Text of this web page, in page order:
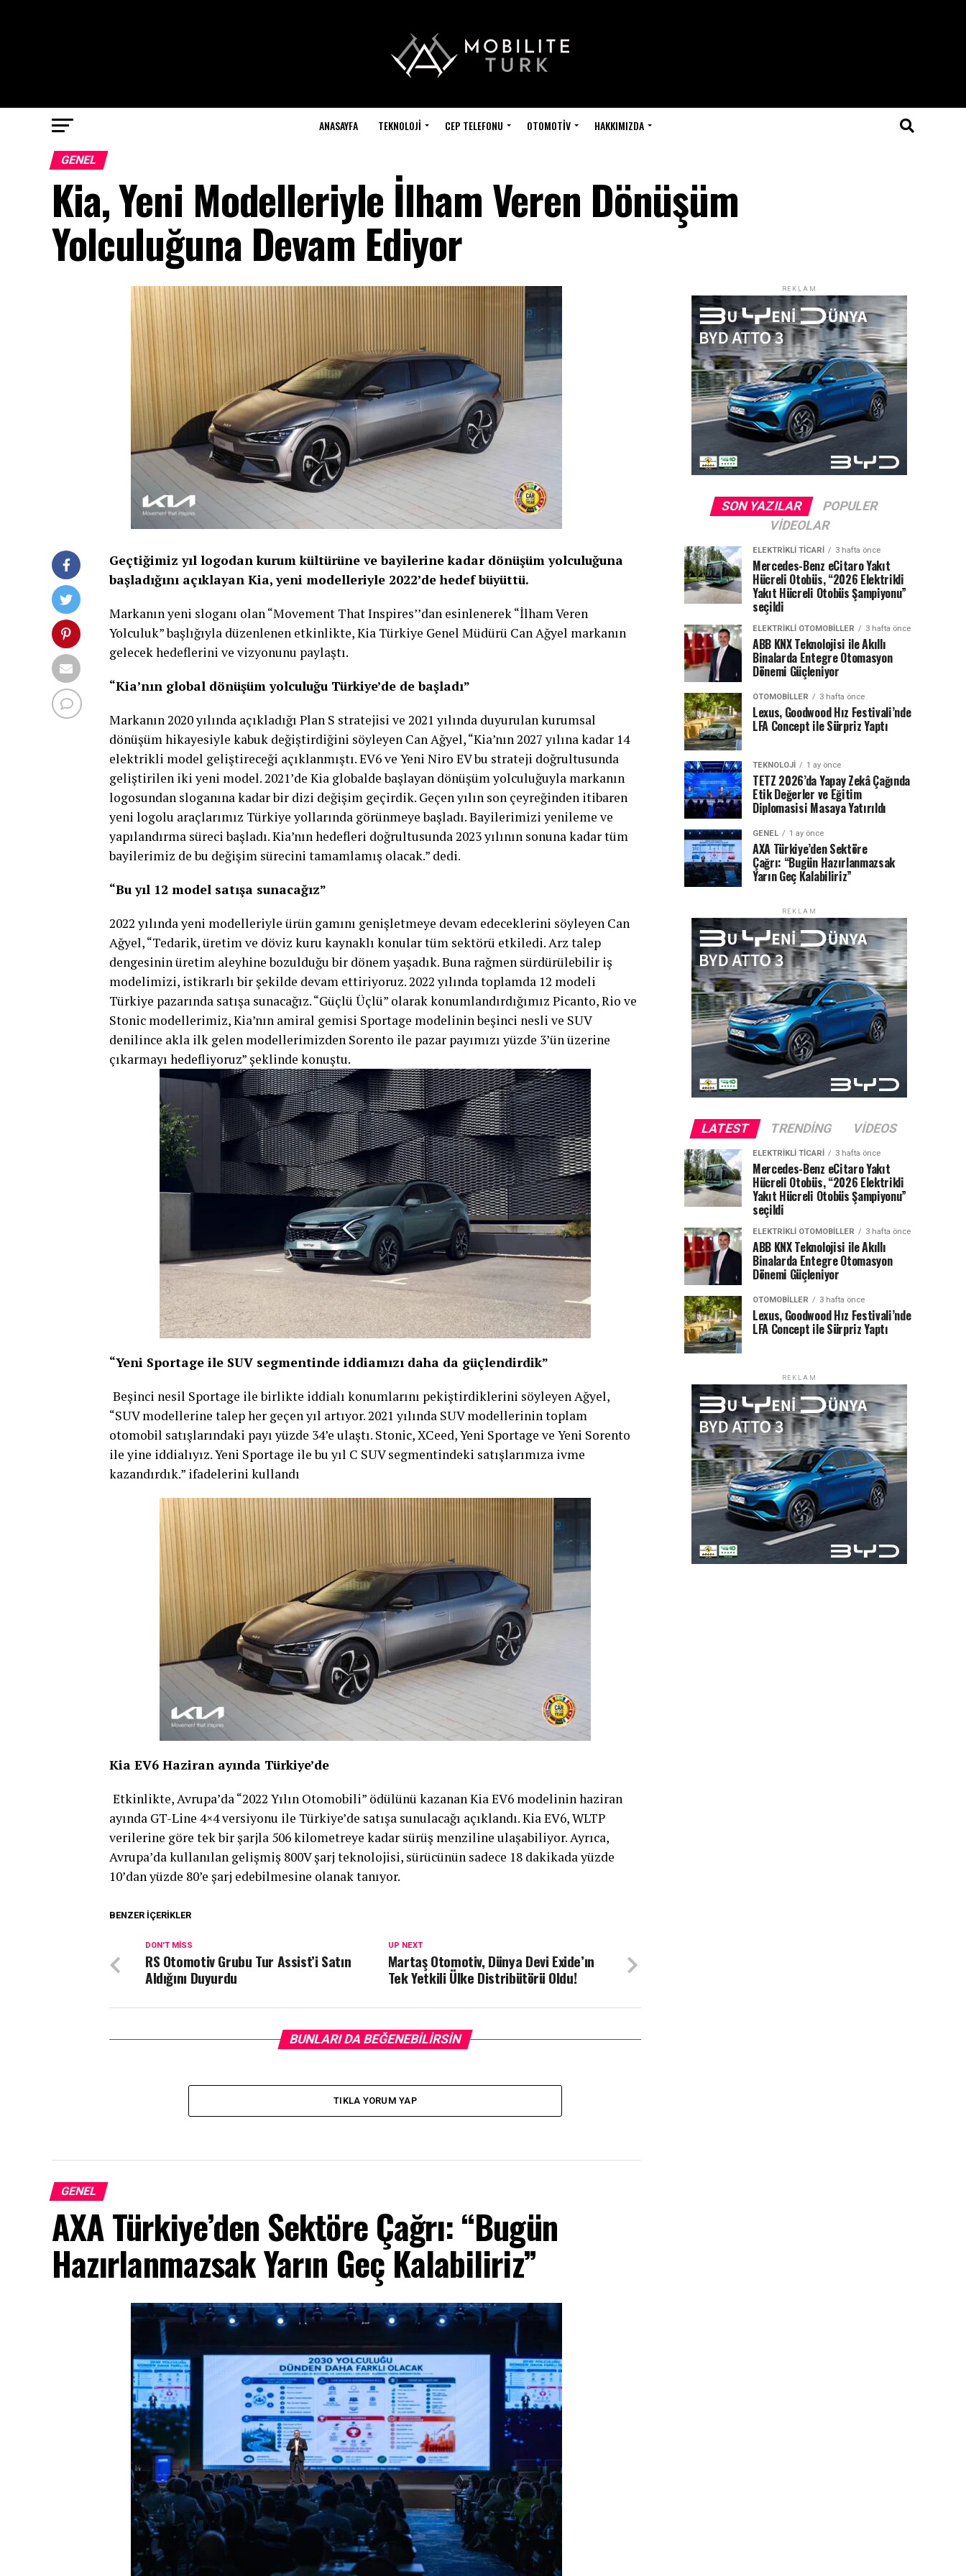
ANASAYFA TEKNOLOJI CEP TELEFONU OTOMOTIV HAKKIMIZDA
GENEL
Kia, Yeni Modelleriyle İlham Veren Dönüşüm
Yolculuğuna Devam Ediyor
Geçtiğimiz yıl logodan kurum kültürüne ve bayilerine kadar dönüşüm yolculuğuna
başladığını açıklayan Kia, yeni modelleriyle 2022’de hedef büyüttü.
Markanın yeni sloganı olan “Movement That Inspires’’dan esinlenerek “İlham Veren
Yolculuk” başlığıyla düzenlenen etkinlikte, Kia Türkiye Genel Müdürü Can Ağyel markanın
gelecek hedeflerini ve vizyonunu paylaştı.
“Kia’nın global dönüşüm yolculuğu Türkiye’de de başladı”
Markanın 2020 yılında açıkladığı Plan S stratejisi ve 2021 yılında duyurulan kurumsal
dönüşüm hikayesiyle kabuk değiştirdiğini söyleyen Can Ağyel, “Kia’nın 2027 yılına kadar 14
elektrikli model geliştireceği açıklanmıştı. EV6 ve Yeni Niro EV bu strateji doğrultusunda
geliştirilen iki yeni model. 2021’de Kia globalde başlayan dönüşüm yolculuğuyla markanın
logosundan sloganına kadar bir dizi değişim geçirdik. Geçen yılın son çeyreğinden itibaren
yeni logolu araçlarımız Türkiye yollarında görünmeye başladı. Bayilerimizi yenileme ve
yapılandırma süreci başladı. Kia’nın hedefleri doğrultusunda 2023 yılının sonuna kadar tüm
bayilerimiz de bu değişim sürecini tamamlamış olacak.” dedi.
“Bu yıl 12 model satışa sunacağız”
2022 yılında yeni modelleriyle ürün gamını genişletmeye devam edeceklerini söyleyen Can
Ağyel, “Tedarik, üretim ve döviz kuru kaynaklı konular tüm sektörü etkiledi. Arz talep
dengesinin üretim aleyhine bozulduğu bir dönem yaşadık. Buna rağmen sürdürülebilir iş
modelimizi, istikrarlı bir şekilde devam ettiriyoruz. 2022 yılında toplamda 12 modeli
Türkiye pazarında satışa sunacağız. “Güçlü Üçlü” olarak konumlandırdığımız Picanto, Rio ve
Stonic modellerimiz, Kia’nın amiral gemisi Sportage modelinin beşinci nesli ve SUV
denilince akla ilk gelen modellerimizden Sorento ile pazar payımızı yüzde 3’ün üzerine
çıkarmayı hedefliyoruz” şeklinde konuştu.
“Yeni Sportage ile SUV segmentinde iddiamızı daha da güçlendirdik”
Beşinci nesil Sportage ile birlikte iddialı konumlarını pekiştirdiklerini söyleyen Ağyel,
“SUV modellerine talep her geçen yıl artıyor. 2021 yılında SUV modellerinin toplam
otomobil satışlarındaki payı yüzde 34’e ulaştı. Stonic, XCeed, Yeni Sportage ve Yeni Sorento
ile yine iddialıyız. Yeni Sportage ile bu yıl C SUV segmentindeki satışlarımıza ivme
kazandırdık.” ifadelerini kullandı
Kia EV6 Haziran ayında Türkiye’de
Etkinlikte, Avrupa’da “2022 Yılın Otomobili” ödülünü kazanan Kia EV6 modelinin haziran
ayında GT-Line 4×4 versiyonu ile Türkiye’de satışa sunulacağı açıklandı. Kia EV6, WLTP
verilerine göre tek bir şarjla 506 kilometreye kadar sürüş menziline ulaşabiliyor. Ayrıca,
Avrupa’da kullanılan gelişmiş 800V şarj teknolojisi, sürücünün sadece 18 dakikada yüzde
10’dan yüzde 80’e şarj edebilmesine olanak tanıyor.
BENZER İÇERIKLER
UP NEXT
Martaş Otomotiv, Dünya Devi Exide’ın
Tek Yetkili Ülke Distribütörü Oldu!
DON'T MISS
RS Otomotiv Grubu Tur Assist’i Satın
Aldığını Duyurdu
BUNLARI DA BEĞENEBILIRSIN
TIKLA YORUM YAP
GENEL
AXA Türkiye’den Sektöre Çağrı: “Bugün
Hazırlanmazsak Yarın Geç Kalabiliriz”
REKLAM
SON YAZILAR
POPULER
VIDEOLAR
ELEKTRIKLI TICARI 3 hafta önce
Mercedes-Benz eCitaro Yakıt
Hücreli Otobüs, “2026 Elektrikli
Yakıt Hücreli Otobüs Şampiyonu”
seçildi
ELEKTRIKLI OTOMOBILLER 3 hafta önce
ABB KNX Teknolojisi ile Akıllı
Binalarda Entegre Otomasyon
Dönemi Güçleniyor
OTOMOBILLER 3 hafta önce
Lexus, Goodwood Hız Festivali’nde
LFA Concept ile Sürpriz Yaptı
TEKNOLOJI 1 ay önce
TETZ 2026’da Yapay Zekâ Çağında
Etik Değerler ve Eğitim
Diplomasisi Masaya Yatırıldı
GENEL 1 ay önce
AXA Türkiye’den Sektöre
Çağrı: “Bugün Hazırlanmazsak
Yarın Geç Kalabiliriz”
REKLAM
LATEST TRENDING VIDEOS
ELEKTRIKLI TICARI 3 hafta önce
Mercedes-Benz eCitaro Yakıt
Hücreli Otobüs, “2026 Elektrikli
Yakıt Hücreli Otobüs Şampiyonu”
seçildi
ELEKTRIKLI OTOMOBILLER 3 hafta önce
ABB KNX Teknolojisi ile Akıllı
Binalarda Entegre Otomasyon
Dönemi Güçleniyor
OTOMOBILLER 3 hafta önce
Lexus, Goodwood Hız Festivali’nde
LFA Concept ile Sürpriz Yaptı
REKLAM